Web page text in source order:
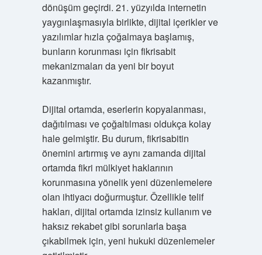
dönüşüm geçirdi. 21. yüzyılda internetin
yaygınlaşmasıyla birlikte, dijital içerikler ve
yazılımlar hızla çoğalmaya başlamış,
bunların korunması için fikrisabit
mekanizmaları da yeni bir boyut
kazanmıştır.
Dijital ortamda, eserlerin kopyalanması,
dağıtılması ve çoğaltılması oldukça kolay
hale gelmiştir. Bu durum, fikrisabitin
önemini artırmış ve aynı zamanda dijital
ortamda fikri mülkiyet haklarının
korunmasına yönelik yeni düzenlemelere
olan ihtiyacı doğurmuştur. Özellikle telif
hakları, dijital ortamda izinsiz kullanım ve
haksız rekabet gibi sorunlarla başa
çıkabilmek için, yeni hukuki düzenlemeler